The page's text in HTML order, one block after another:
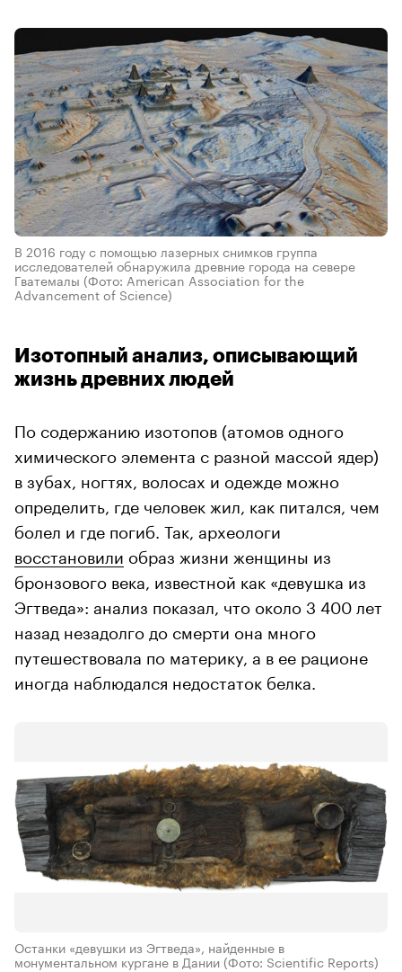
В 2016 году с помощью лазерных снимков группа
исследователей обнаружила древние города на севере
Гватемалы (Фото: American Association for the
Advancement of Science)
Изотопный анализ, описывающий
жизнь древних людей
По содержанию изотопов (атомов одного
химического элемента с разной массой ядер)
в зубах, ногтях, волосах и одежде можно
определить, где человек жил, как питался, чем
болел и где погиб. Так, археологи
восстановили образ жизни женщины из
бронзового века, известной как «девушка из
Эгтведа»: анализ показал, что около 3 400 лет
назад незадолго до смерти она много
путешествовала по материку, а в ее рационе
иногда наблюдался недостаток белка.
Останки «девушки из Эгтведа», найденные в
монументальном кургане в Дании (Фото: Scientific Reports)